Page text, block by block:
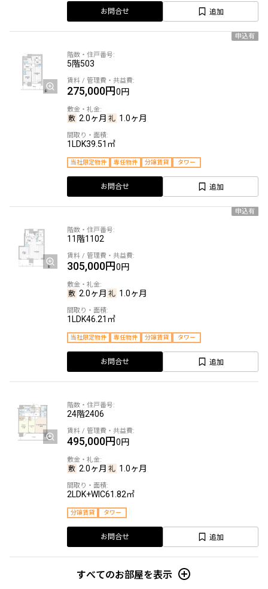
お問合せ 追加
申込有
5階503
275,000円0円
2.0ヶ月 1.0ヶ月
1LDK39.51㎡
当社限定物件 専任物件 分譲賃貸 タワー
お問合せ 追加
申込有
11階1102
305,000円0円
2.0ヶ月 1.0ヶ月
1LDK46.21㎡
当社限定物件 専任物件 分譲賃貸 タワー
お問合せ 追加
24階2406
495,000円0円
2.0ヶ月 1.0ヶ月
2LDK+WIC61.82㎡
分譲賃貸 タワー
お問合せ 追加
すべてのお部屋を表示